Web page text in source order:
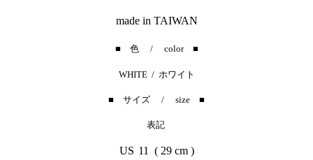
made in TAIWAN
■ 色 / color ■
WHITE / ホワイト
■ サイズ / size ■
表記
US 11 ( 29 cm )